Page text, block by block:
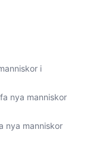
i
nya manniskor
nya manniskor